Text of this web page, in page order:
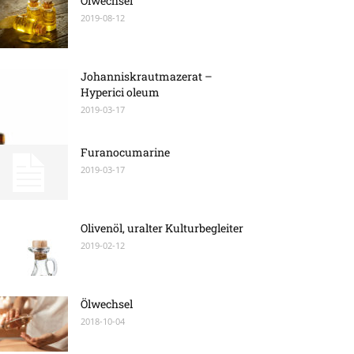
2019-08-12
Johanniskrautmazerat –
Hyperici oleum
2019-03-17
Furanocumarine
2019-03-17
Olivenöl, uralter Kulturbegleiter
2019-02-12
Ölwechsel
2018-10-04